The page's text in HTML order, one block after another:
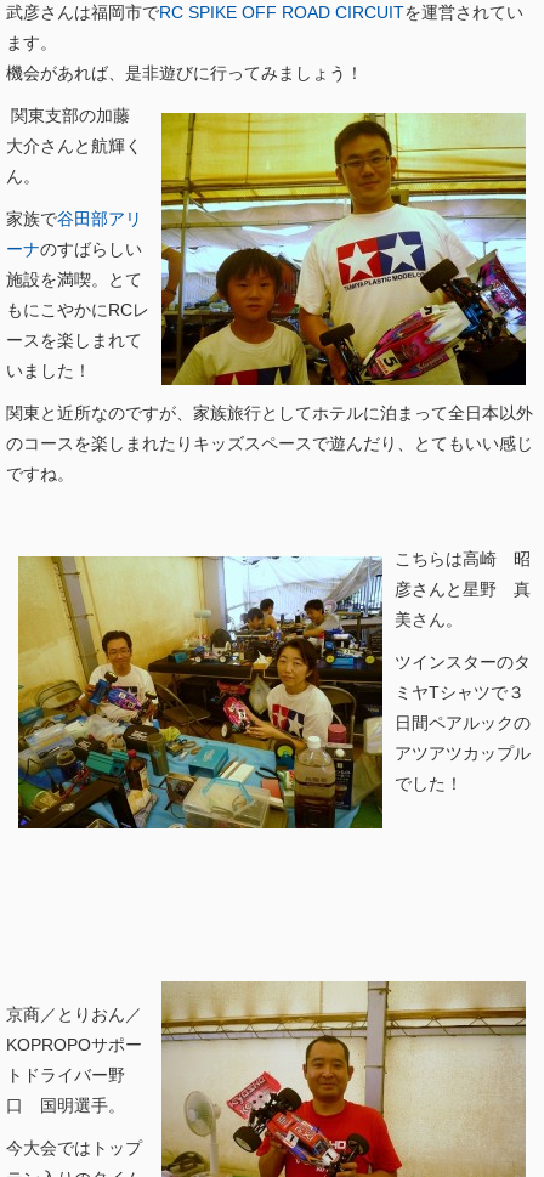
武彦さんは福岡市でRC SPIKE OFF ROAD CIRCUITを運営されてい
ます。
機会があれば、是非遊びに行ってみましょう！
関東支部の加藤
大介さんと航輝く
ん。
家族で谷田部アリ
ーナのすばらしい
施設を満喫。とて
もにこやかにRCレ
ースを楽しまれて
いました！
関東と近所なのですが、家族旅行としてホテルに泊まって全日本以外
のコースを楽しまれたりキッズスペースで遊んだり、とてもいい感じ
ですね。
こちらは高崎 昭
彦さんと星野 真
美さん。
ツインスターのタ
ミヤTシャツで３
日間ペアルックの
アツアツカップル
でした！
京商／とりおん／
KOPROPOサポー
トドライバー野
口 国明選手。
今大会ではトップ